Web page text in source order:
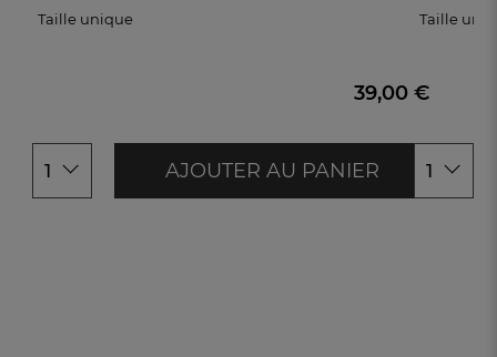
Taille unique
39,00 €
1 AJOUTER AU PANIER
Taille
1